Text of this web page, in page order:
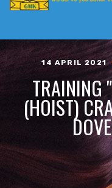
14 APRIL 2021
TRAINING
(HOIST)